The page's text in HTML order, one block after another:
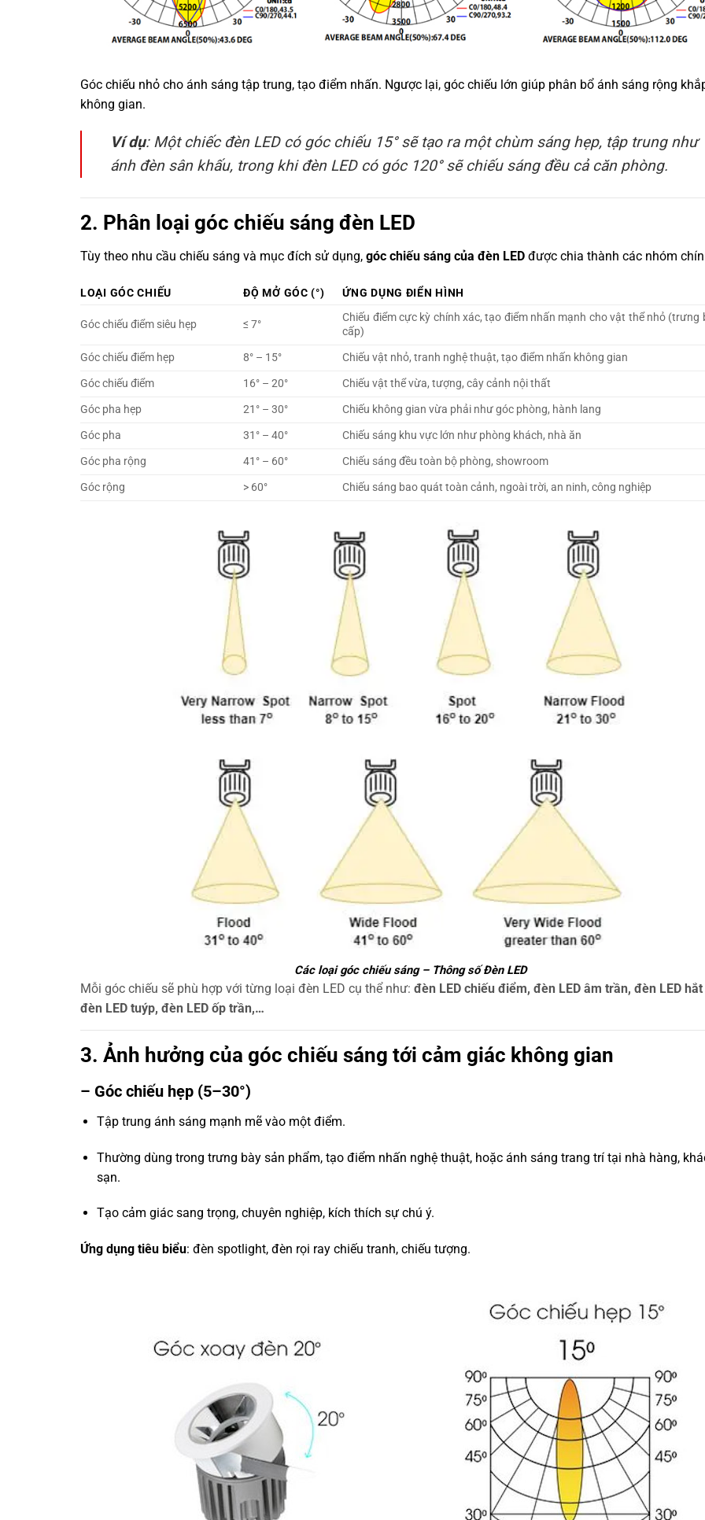
Góc chiếu nhỏ cho ánh sáng tập trung, tạo điểm nhấn. Ngược lại, góc chiếu lớn giúp phân bổ ánh sáng rộng
không gian.
Ví dụ: Một chiếc đèn LED có góc chiếu 15° sẽ tạo ra một chùm sáng hẹp, tập trung như
ánh đèn sân khấu, trong khi đèn LED có góc 120° sẽ chiếu sáng đều cả căn phòng.
2. Phân loại góc chiếu sáng đèn LED
Tùy theo nhu cầu chiếu sáng và mục đích sử dụng, góc chiếu sáng của đèn LED được chia thành các nhóm
LOẠI GÓC CHIẾU ĐỘ MỞ GÓC (°) ỨNG DỤNG ĐIỂN HÌNH
Góc chiếu điểm siêu hẹp ≤ 7°
Chiếu điểm cực kỳ chính xác, tạo điểm nhấn mạnh cho vật thể nhỏ (trưng
cấp)
Góc chiếu điểm hẹp
8° – 15°
Chiếu vật nhỏ, tranh nghệ thuật, tạo điểm nhấn không gian
Góc chiếu điểm
16° – 20°
Chiếu vật thể vừa, tượng, cây cảnh nội thất
Góc pha hẹp
21° – 30°
Chiếu không gian vừa phải như góc phòng, hành lang
Góc pha
31° – 40°
Chiếu sáng khu vực lớn như phòng khách, nhà ăn
Góc pha rộng
41° – 60°
Chiếu sáng đều toàn bộ phòng, showroom
Góc rộng
> 60° Chiếu sáng bao quát toàn cảnh, ngoài trời, an ninh, công nghiệp
Các loại góc chiếu sáng – Thông số Đèn LED
Mỗi góc chiếu sẽ phù hợp với từng loại đèn LED cụ thể như: đèn LED chiếu điểm, đèn LED âm trần, đèn LED
đèn LED tuýp, đèn LED ốp trần,…
3. Ảnh hưởng của góc chiếu sáng tới cảm giác không gian
– Góc chiếu hẹp (5–30°)
Tập trung ánh sáng mạnh mẽ vào một điểm.
Thường dùng trong trưng bày sản phẩm, tạo điểm nhấn nghệ thuật, hoặc ánh sáng trang trí tại nhà hàng,
sạn.
Tạo cảm giác sang trọng, chuyên nghiệp, kích thích sự chú ý.
Ứng dụng tiêu biểu: đèn spotlight, đèn rọi ray chiếu tranh, chiếu tượng.